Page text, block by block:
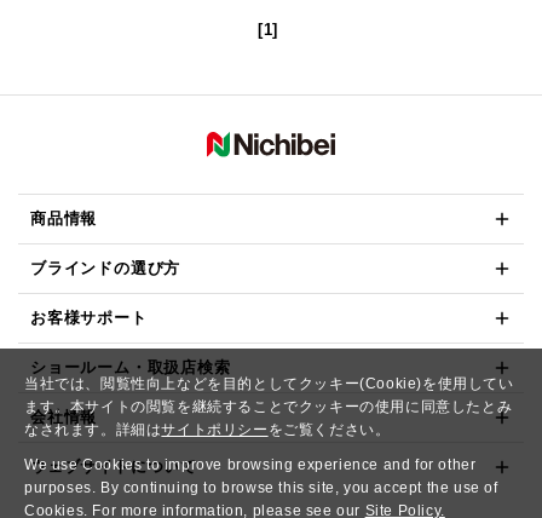
当社では、閲覧性向上などを目的としてクッキー(Cookie)を使用してい
ます。本サイトの閲覧を継続することでクッキーの使用に同意したとみ
なされます。詳細はサイトポリシー をご覧ください。
We use Cookies to improve browsing experience and for other
purposes. By continuing to browse this site, you accept the use of
Cookies. For more information, please see our Site Policy.
[1]
商品情報
ブラインドの選び方
お客様サポート
ショールーム・取扱店検索
会社情報
ウェブサイトについて